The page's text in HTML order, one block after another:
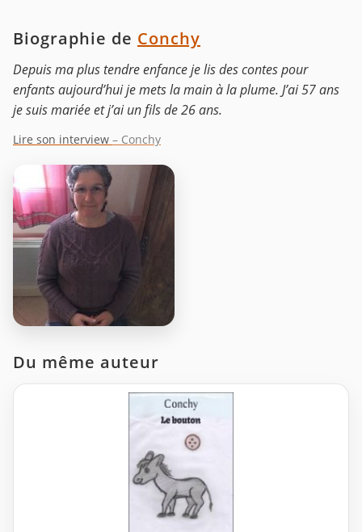
Biographie de Conchy
Depuis ma plus tendre enfance je lis des contes pour
enfants aujourd’hui je mets la main à la plume. J’ai 57 ans
je suis mariée et j’ai un fils de 26 ans.
Lire son interview – Conchy
Du même auteur